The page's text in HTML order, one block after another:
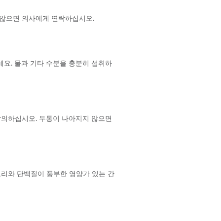
으면 의사에게 연락하십시오.
요. 물과 기타 수분을 충분히 섭취하
하십시오. 두통이 나아지지 않으면
와 단백질이 풍부한 영양가 있는 간